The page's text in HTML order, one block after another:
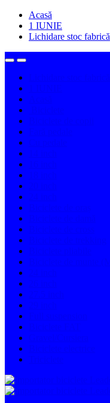
Acasă
1 IUNIE
Lichidare stoc fabrică